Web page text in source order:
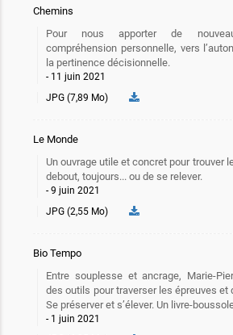
Chemins
Pour nous apporter de
compréhension personnelle, vers
la pertinence décisionnelle.
11 juin 2021
JPG (7,89 Mo)
Le Monde
Un ouvrage utile et concret pour trouver
debout, toujours... ou de se relever.
9 juin 2021
JPG (2,55 Mo)
Bio Tempo
Entre souplesse et ancrage, Marie-
des outils pour traverser les épreuves et
Se préserver et s’élever. Un livre-
1 juin 2021